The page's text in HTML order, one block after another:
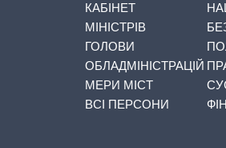
КАБІНЕТ
МІНІСТРІВ
ГОЛОВИ
ОБЛАДМІНІСТРАЦІЙ
МЕРИ МІСТ
ВСІ ПЕРСОНИ